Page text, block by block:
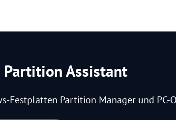
Partition Assistant
Festplatten Partition Manager und PC-